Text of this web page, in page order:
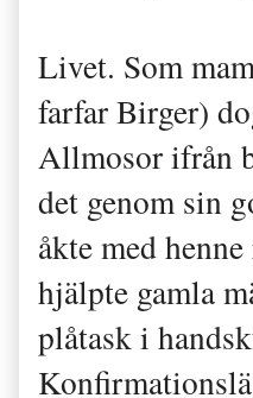
Livet. Som
farfar Birger)
Allmosor ifrån
det genom sin
åkte med
hjälpte gamla
plåtask i